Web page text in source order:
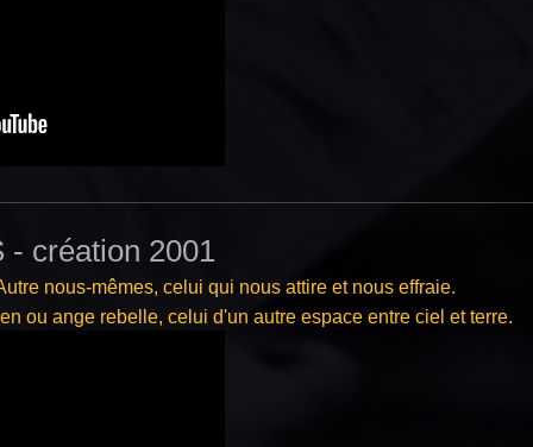
- création 2001
nous-mêmes, celui qui nous attire et nous effraie.
ou ange rebelle, celui d'un autre espace entre ciel et terre.